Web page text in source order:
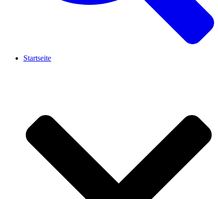
Startseite